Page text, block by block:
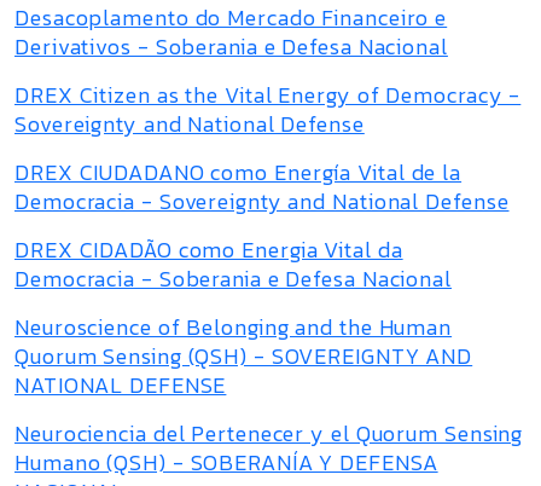
Desacoplamento do Mercado Financeiro e
Derivativos - Soberania e Defesa Nacional
DREX Citizen as the Vital Energy of Democracy -
Sovereignty and National Defense
DREX CIUDADANO como Energía Vital de la
Democracia - Sovereignty and National Defense
DREX CIDADÃO como Energia Vital da
Democracia - Soberania e Defesa Nacional
Neuroscience of Belonging and the Human
Quorum Sensing (QSH) - SOVEREIGNTY AND
NATIONAL DEFENSE
Neurociencia del Pertenecer y el Quorum Sensing
Humano (QSH) - SOBERANÍA Y DEFENSA